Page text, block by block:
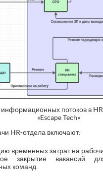
потоков в
«Escape Tech»
HR-отдела включают:
временных затрат на
закрытие вакансий
команд.